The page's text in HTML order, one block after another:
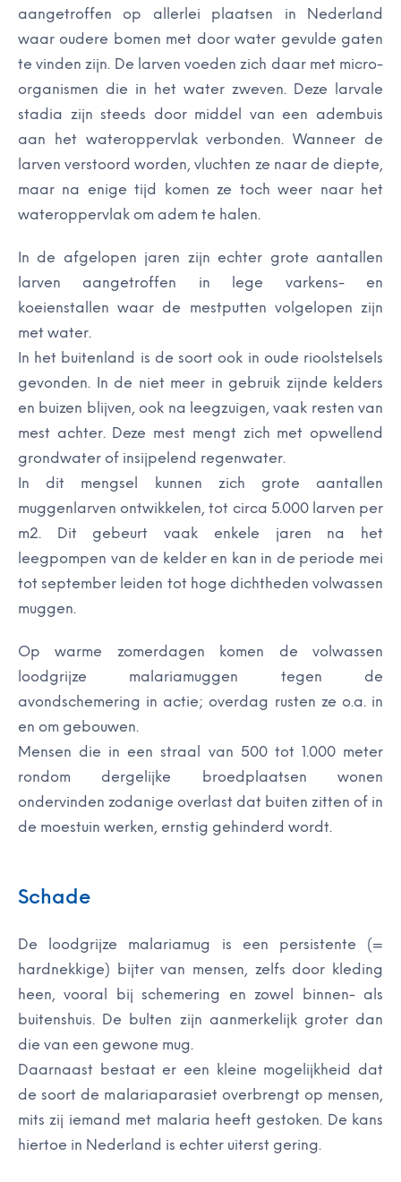
aangetroffen op allerlei plaatsen in Nederland
waar oudere bomen met door water gevulde gaten
te vinden zijn. De larven voeden zich daar met micro-
organismen die in het water zweven. Deze larvale
stadia zijn steeds door middel van een adembuis
aan het wateroppervlak verbonden. Wanneer de
larven verstoord worden, vluchten ze naar de diepte,
maar na enige tijd komen ze toch weer naar het
wateroppervlak om adem te halen.
In de afgelopen jaren zijn echter grote aantallen
larven aangetroffen in lege varkens- en
koeienstallen waar de mestputten volgelopen zijn
met water.
In het buitenland is de soort ook in oude rioolstelsels
gevonden. In de niet meer in gebruik zijnde kelders
en buizen blijven, ook na leegzuigen, vaak resten van
mest achter. Deze mest mengt zich met opwellend
grondwater of insijpelend regenwater.
In dit mengsel kunnen zich grote aantallen
muggenlarven ontwikkelen, tot circa 5.000 larven per
m2. Dit gebeurt vaak enkele jaren na het
leegpompen van de kelder en kan in de periode mei
tot september leiden tot hoge dichtheden volwassen
muggen.
Op warme zomerdagen komen de volwassen
loodgrijze malariamuggen tegen de
avondschemering in actie; overdag rusten ze o.a. in
en om gebouwen.
Mensen die in een straal van 500 tot 1.000 meter
rondom dergelijke broedplaatsen wonen
ondervinden zodanige overlast dat buiten zitten of in
de moestuin werken, ernstig gehinderd wordt.
Schade
De loodgrijze malariamug is een persistente (=
hardnekkige) bijter van mensen, zelfs door kleding
heen, vooral bij schemering en zowel binnen- als
buitenshuis. De bulten zijn aanmerkelijk groter dan
die van een gewone mug.
Daarnaast bestaat er een kleine mogelijkheid dat
de soort de malariaparasiet overbrengt op mensen,
mits zij iemand met malaria heeft gestoken. De kans
hiertoe in Nederland is echter uiterst gering.